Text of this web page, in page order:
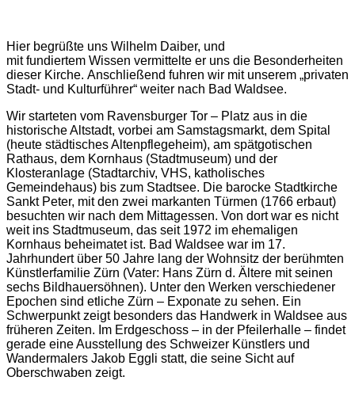
Hier begrüßte uns Wilhelm Daiber, und
mit fundiertem Wissen vermittelte er uns die Besonderheiten
dieser Kirche. Anschließend fuhren wir mit unserem „privaten
Stadt- und Kulturführer“ weiter nach Bad Waldsee.
Wir starteten vom Ravensburger Tor – Platz aus in die
historische Altstadt, vorbei am Samstagsmarkt, dem Spital
(heute städtisches Altenpflegeheim), am spätgotischen
Rathaus, dem Kornhaus (Stadtmuseum) und der
Klosteranlage (Stadtarchiv, VHS, katholisches
Gemeindehaus) bis zum Stadtsee. Die barocke Stadtkirche
Sankt Peter, mit den zwei markanten Türmen (1766 erbaut)
besuchten wir nach dem Mittagessen. Von dort war es nicht
weit ins Stadtmuseum, das seit 1972 im ehemaligen
Kornhaus beheimatet ist. Bad Waldsee war im 17.
Jahrhundert über 50 Jahre lang der Wohnsitz der berühmten
Künstlerfamilie Zürn (Vater: Hans Zürn d. Ältere mit seinen
sechs Bildhauersöhnen). Unter den Werken verschiedener
Epochen sind etliche Zürn – Exponate zu sehen. Ein
Schwerpunkt zeigt besonders das Handwerk in Waldsee aus
früheren Zeiten. Im Erdgeschoss – in der Pfeilerhalle – findet
gerade eine Ausstellung des Schweizer Künstlers und
Wandermalers Jakob Eggli statt, die seine Sicht auf
Oberschwaben zeigt.